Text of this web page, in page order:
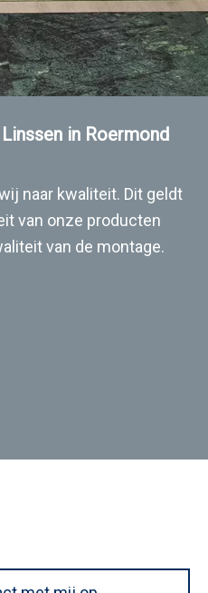
in Roermond
naar kwaliteit. Dit geldt
van onze producten
van de montage.